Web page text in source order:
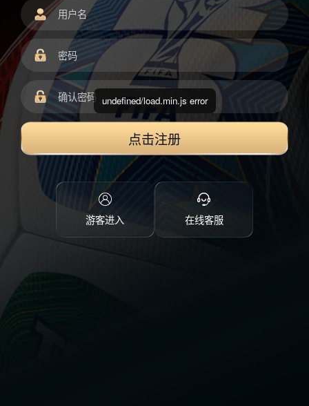
点击注册
游客进入 在线客服
undefined/load.min.js error